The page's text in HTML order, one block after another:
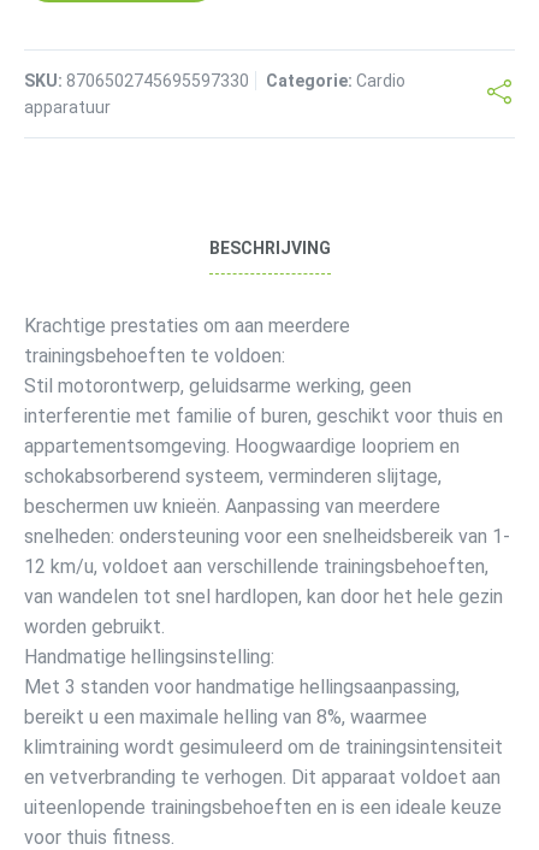
SKU: 8706502745695597330 Categorie: Cardio
apparatuur
BESCHRIJVING
Krachtige prestaties om aan meerdere
trainingsbehoeften te voldoen:
Stil motorontwerp, geluidsarme werking, geen
interferentie met familie of buren, geschikt voor thuis en
appartementsomgeving. Hoogwaardige loopriem en
schokabsorberend systeem, verminderen slijtage,
beschermen uw knieën. Aanpassing van meerdere
snelheden: ondersteuning voor een snelheidsbereik van 1-
12 km/u, voldoet aan verschillende trainingsbehoeften,
van wandelen tot snel hardlopen, kan door het hele gezin
worden gebruikt.
Handmatige hellingsinstelling:
Met 3 standen voor handmatige hellingsaanpassing,
bereikt u een maximale helling van 8%, waarmee
klimtraining wordt gesimuleerd om de trainingsintensiteit
en vetverbranding te verhogen. Dit apparaat voldoet aan
uiteenlopende trainingsbehoeften en is een ideale keuze
voor thuis fitness.